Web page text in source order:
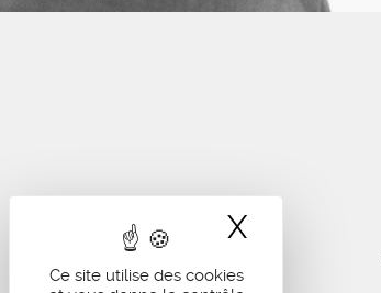
Ce site utilise des cookies
X